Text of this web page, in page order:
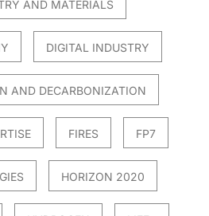
AND MATERIALS
DIGITAL INDUSTRY
AND DECARBONIZATION
FIRES FP7
HORIZON 2020